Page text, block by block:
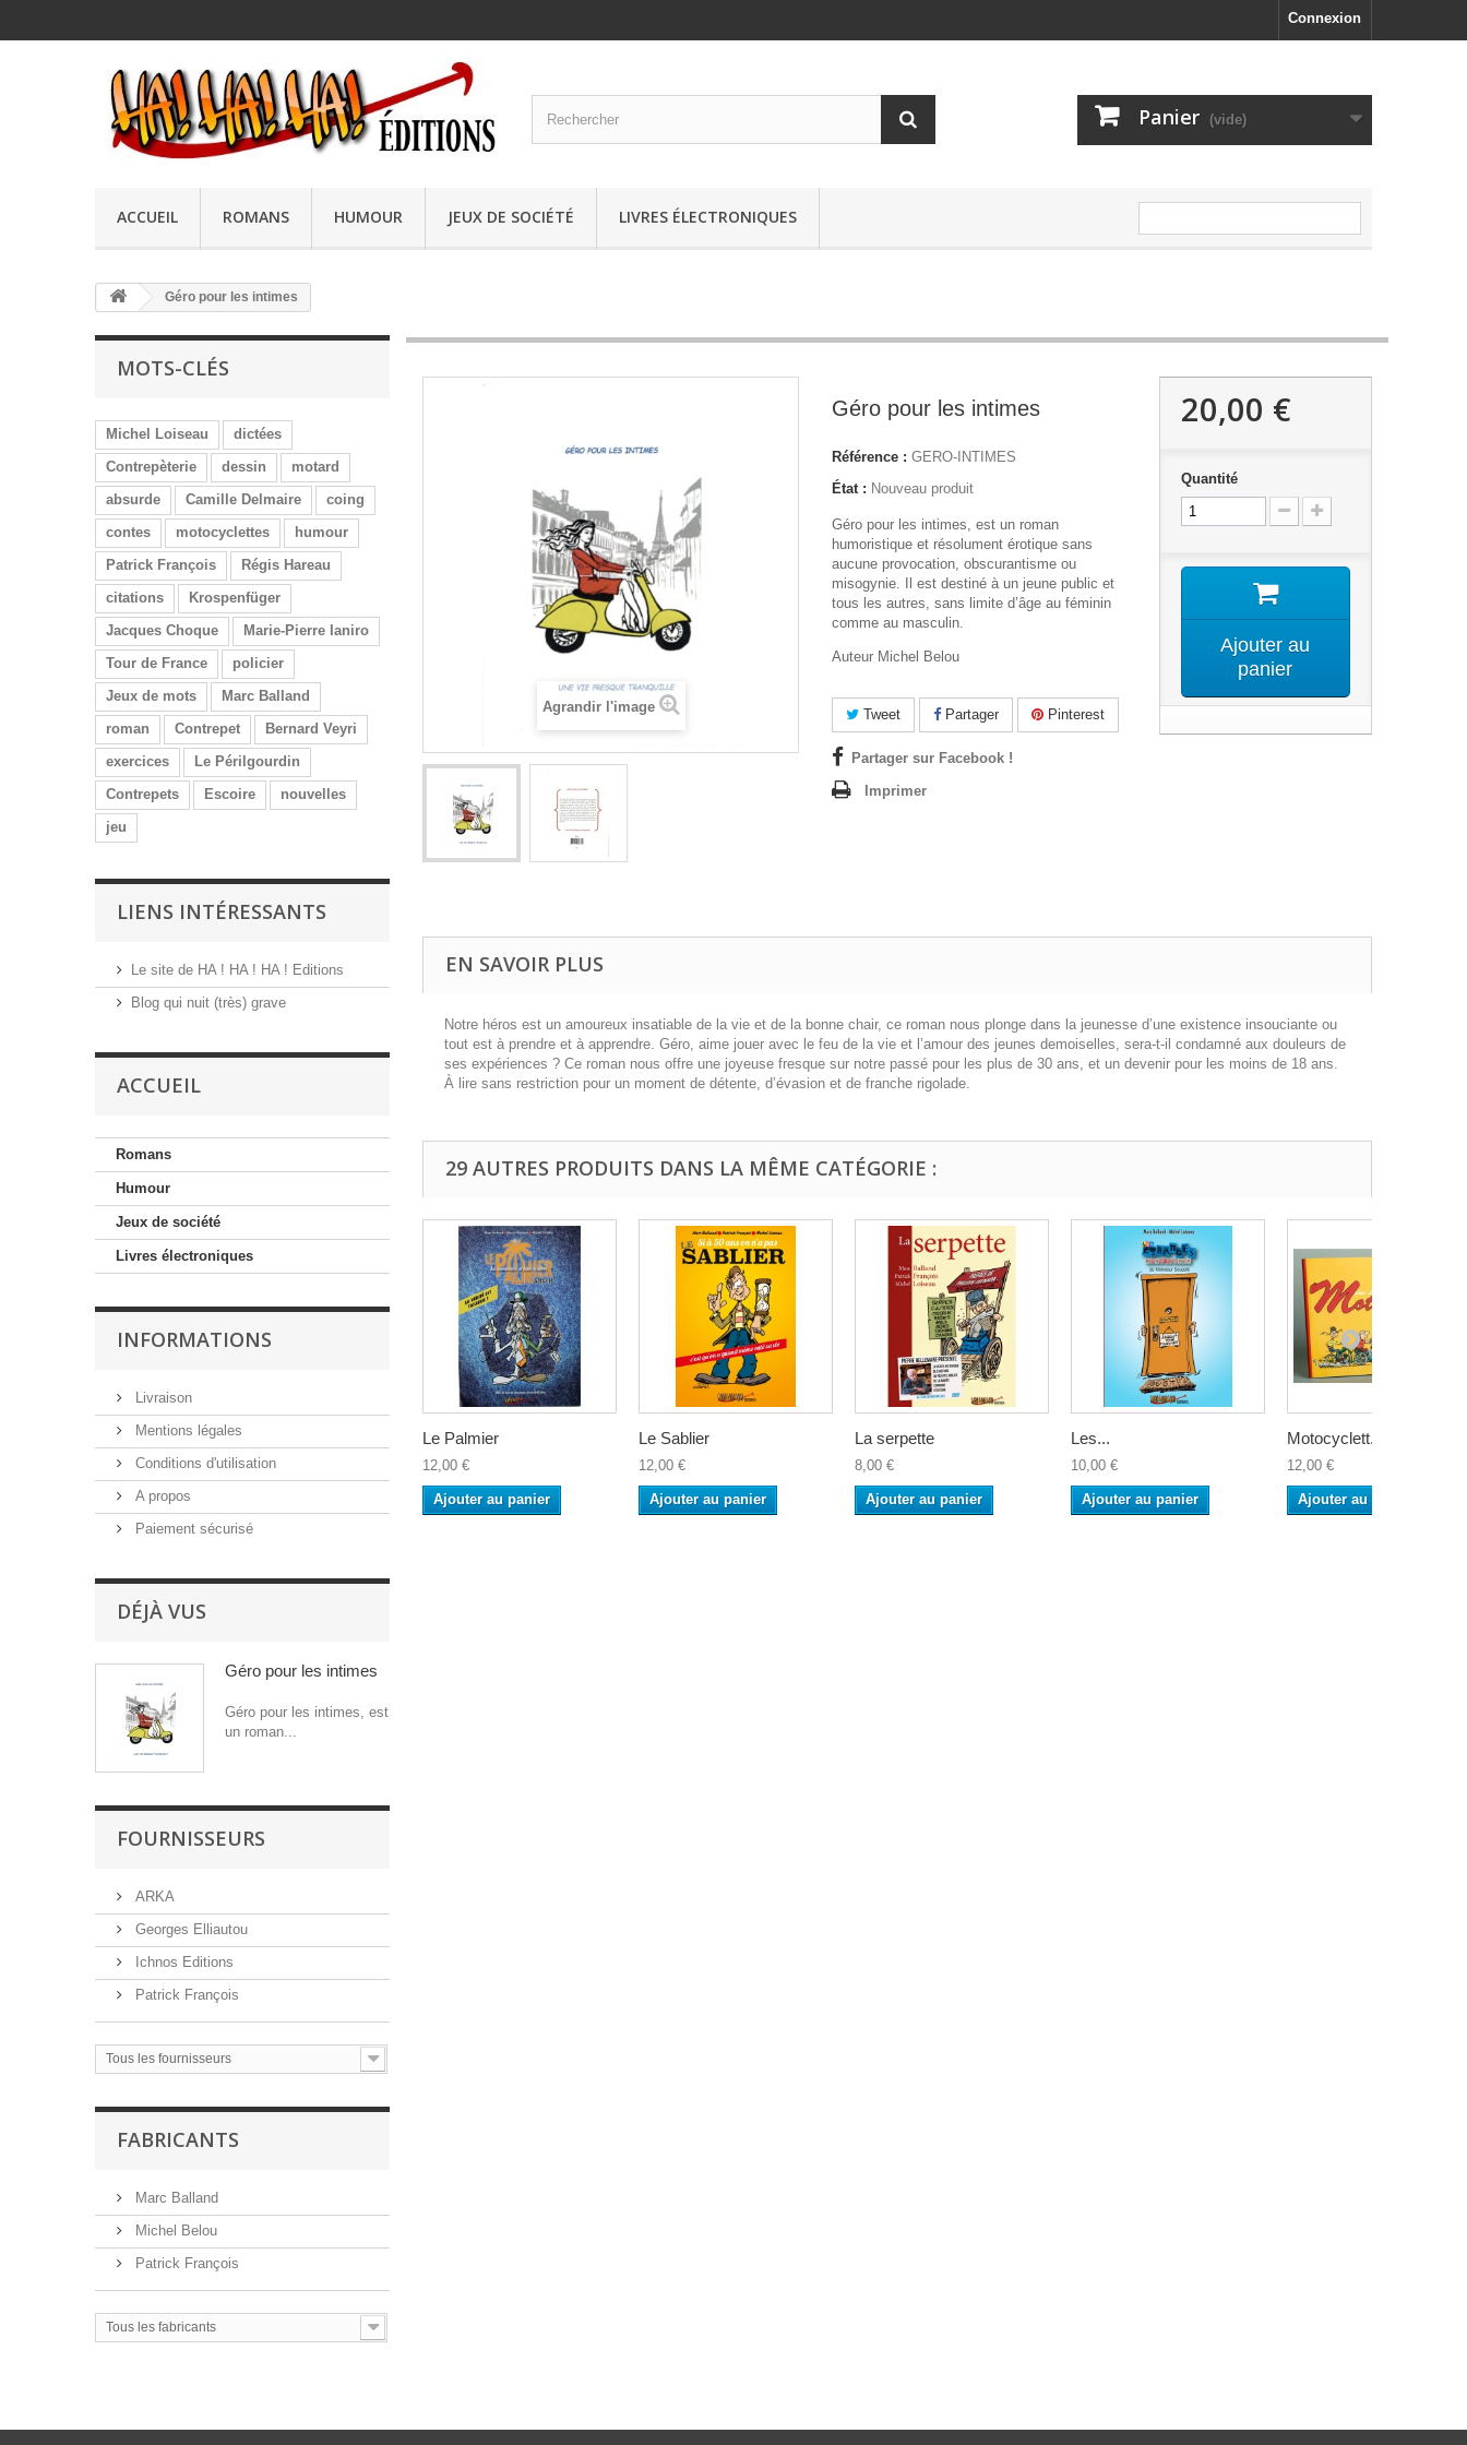
Connexion
Panier (vide)
ACCUEIL ROMANS HUMOUR JEUX DE SOCIÉTÉ LIVRES ÉLECTRONIQUES
Géro pour les intimes
MOTS-CLÉS
Michel Loiseau
dictées
Contrepèterie
dessin
motard
absurde
Camille Delmaire
coing
contes
motocyclettes
humour
Patrick François
Régis Hareau
citations
Krospenfüger
Jacques Choque
Marie-Pierre Ianiro
Tour de France
policier
Jeux de mots
Marc Balland
roman
Contrepet
Bernard Veyri
exercices
Le Périlgourdin
Contrepets
Escoire
nouvelles
jeu
LIENS INTÉRESSANTS
Le site de HA ! HA ! HA ! Editions
Blog qui nuit (très) grave
ACCUEIL
Romans
Humour
Jeux de société
Livres électroniques
INFORMATIONS
Livraison
Mentions légales
Conditions d'utilisation
A propos
Paiement sécurisé
DÉJÀ VUS
Géro pour les intimes
Géro pour les intimes, est
un roman...
FOURNISSEURS
ARKA
Georges Elliautou
Ichnos Editions
Patrick François
Tous les fournisseurs
FABRICANTS
Marc Balland
Michel Belou
Patrick François
Tous les fabricants
Agrandir l'image
Géro pour les intimes
Référence : GERO-INTIMES
État : Nouveau produit
Géro pour les intimes, est un roman
humoristique et résolument érotique sans
aucune provocation, obscurantisme ou
misogynie. Il est destiné à un jeune public et
tous les autres, sans limite d’âge au féminin
comme au masculin.
Auteur Michel Belou
Tweet Partager Pinterest
Partager sur Facebook !
Imprimer
20,00 €
Quantité
Ajouter au
panier
EN SAVOIR PLUS
Notre héros est un amoureux insatiable de la vie et de la bonne chair, ce roman nous plonge dans la jeunesse d’une existence insouciante ou
tout est à prendre et à apprendre. Géro, aime jouer avec le feu de la vie et l’amour des jeunes demoiselles, sera-t-il condamné aux douleurs de
ses expériences ? Ce roman nous offre une joyeuse fresque sur notre passé pour les plus de 30 ans, et un devenir pour les moins de 18 ans.
À lire sans restriction pour un moment de détente, d’évasion et de franche rigolade.
29 AUTRES PRODUITS DANS LA MÊME CATÉGORIE :
Le Palmier
12,00 €
Ajouter au panier
Le Sablier
12,00 €
Ajouter au panier
La serpette
8,00 €
Ajouter au panier
Les...
10,00 €
Ajouter au panier
Motocyclett...
12,00 €
Ajouter au panier